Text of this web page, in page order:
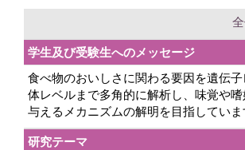
学生及び受験生へのメッセージ
食べ物のおいしさに関わる要因を遺伝
体レベルまで多角的に解析し、味覚や
与えるメカニズムの解明を目指していま
研究テーマ